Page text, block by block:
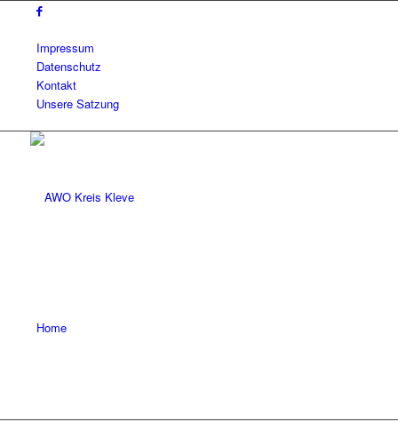
Impressum
Datenschutz
Kontakt
Unsere Satzung
Home